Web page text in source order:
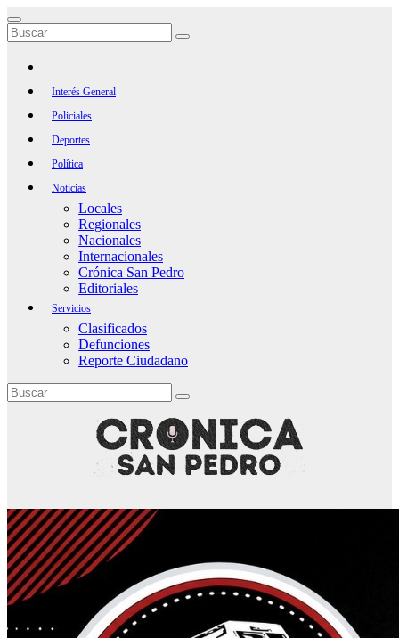
Saltar
al
contenido
Interés General
Policiales
Deportes
Política
Noticias
Locales
Regionales
Nacionales
Internacionales
Crónica San Pedro
Editoriales
Servicios
Clasificados
Defunciones
Reporte Ciudadano